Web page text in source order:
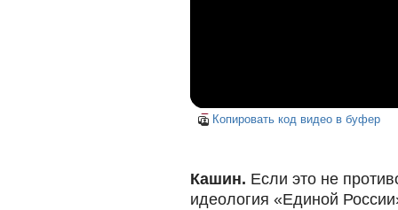
Копировать код видео в буфер
Кашин. Если это не
идеология «Единой